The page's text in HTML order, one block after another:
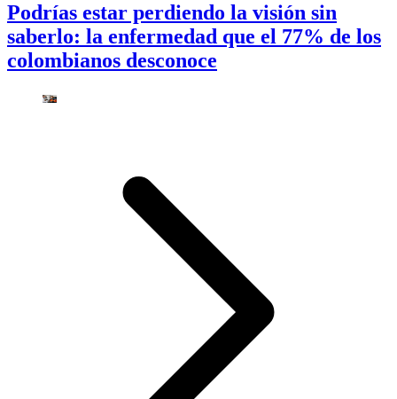
Podrías estar perdiendo la visión sin
saberlo: la enfermedad que el 77% de los
colombianos desconoce